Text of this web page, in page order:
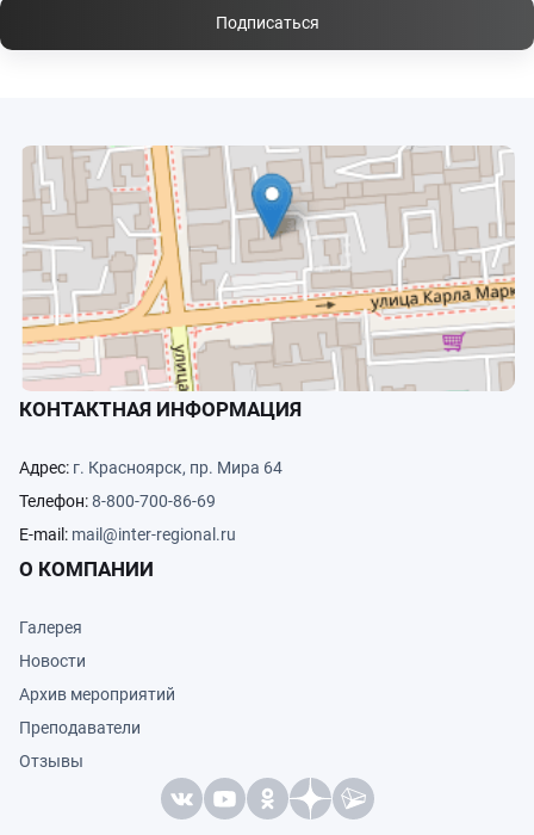
Подписаться
КОНТАКТНАЯ ИНФОРМАЦИЯ
Адрес: г. Красноярск, пр. Мира 64
Телефон:8-800-700-86-69
E-mail: mail@inter-regional.ru
О КОМПАНИИ
Галерея
Новости
Архив мероприятий
Преподаватели
Отзывы